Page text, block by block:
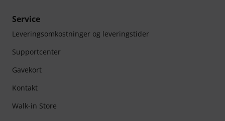
Service
Leveringsomkostninger og leveringstider
Supportcenter
Gavekort
Kontakt
Walk-in Store